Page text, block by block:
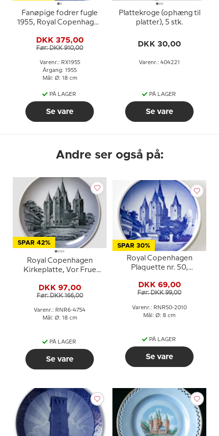
Fanøpige fodrer fugle
1955, Royal Copenhagen
DKK 375,00
Før: DKK 910,00
Varenr.: RX1955
Årgang: 1955
Mål: Ø: 18 cm
PÅ LAGER
Se vare
Plattekroge (ophæng til
platter), 5 stk.
DKK 30,00
Varenr.: 404221
PÅ LAGER
Se vare
Andre ser også på:
SPAR 42%
Royal Copenhagen
Kirkeplatte, Vor Frue
DKK 97,00
Før: DKK 166,00
Varenr.: RNR6-4754
Mål: Ø: 18 cm
PÅ LAGER
Se vare
SPAR 30%
Royal Copenhagen
Plaquette nr. 50,
DKK 69,00
Før: DKK 99,00
Varenr.: RNR50-2010
Mål: Ø: 8 cm
PÅ LAGER
Se vare